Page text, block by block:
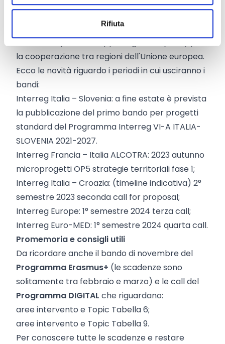
Rifiuta
Programma Interreg: i bandi
è un'Iniziativa Comunitaria finanziata dal
Fondo Europeo di Sviluppo Regionale (FESR) per
la cooperazione tra regioni dell'Unione europea.
Ecco le novità riguardo i periodi in cui usciranno i
bandi:
Interreg Italia – Slovenia: a fine estate è prevista
la pubblicazione del primo bando per progetti
standard del Programma Interreg VI-A ITALIA-
SLOVENIA 2021-2027.
Interreg Francia – Italia ALCOTRA: 2023 autunno
microprogetti OP5 strategie territoriali fase 1;
Interreg Italia – Croazia: (timeline indicativa) 2°
semestre 2023 seconda call for proposal;
Interreg Europe: 1° semestre 2024 terza call;
Interreg Euro-MED: 1° semestre 2024 quarta call.
Promemoria e consigli utili
Da ricordare anche il bando di novembre del
Programma Erasmus+ (le scadenze sono
solitamente tra febbraio e marzo) e le call del
Programma DIGITAL che riguardano:
aree intervento e Topic Tabella 6;
aree intervento e Topic Tabella 9.
Per conoscere tutte le scadenze e restare